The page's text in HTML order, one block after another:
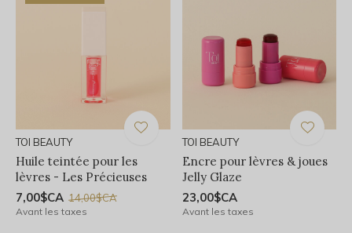
TOI BEAUTY
Huile teintée pour les
lèvres - Les Précieuses
7,00$CA 14,00$CA
Avant les taxes
TOI BEAUTY
Encre pour lèvres & joues
Jelly Glaze
23,00$CA
Avant les taxes